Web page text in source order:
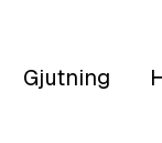
Gjutning